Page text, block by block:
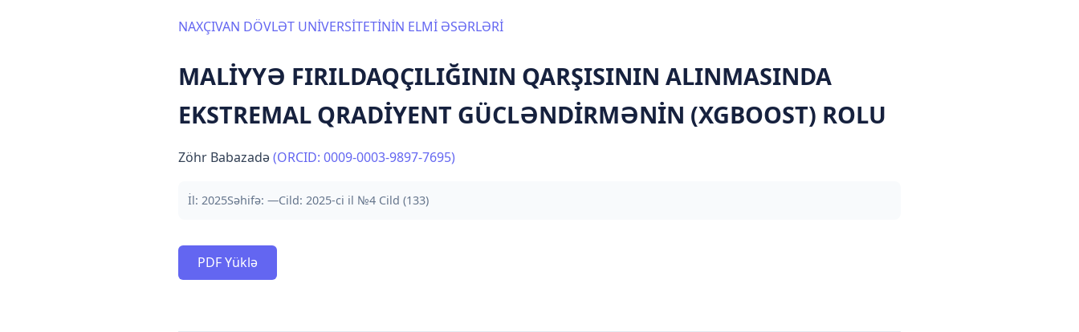
NAXÇIVAN DÖVLƏT UNİVERSİTETİNİN ELMİ ƏSƏRLƏRİ
MALİYYƏ FIRILDAQÇILIĞININ QARŞISININ ALINMASINDA
EKSTREMAL QRADİYENT GÜCLƏNDİRMƏNİN (XGBOOST) ROLU
Zöhr Babazadə(ORCID: 0009-0003-9897-7695)
İl: 2025Səhifə: —Cild: 2025-ci il №4 Cild (133)
PDF Yüklə